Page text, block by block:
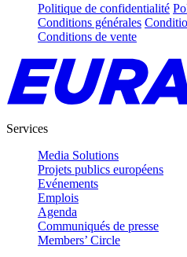
Politique de confidentialité
Conditions générales
Conditions de vente
Services
Media Solutions
Projets publics européens
Evénements
Emplois
Agenda
Communiqués de presse
Members’ Circle